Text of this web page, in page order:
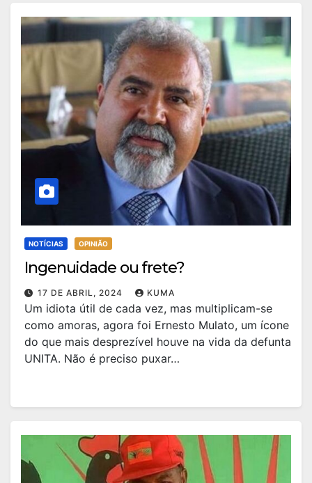
NOTÍCIAS OPINIÃO
Ingenuidade ou frete?
17 DE ABRIL, 2024 KUMA
Um idiota útil de cada vez, mas multiplicam-se
como amoras, agora foi Ernesto Mulato, um ícone
do que mais desprezível houve na vida da defunta
UNITA. Não é preciso puxar…